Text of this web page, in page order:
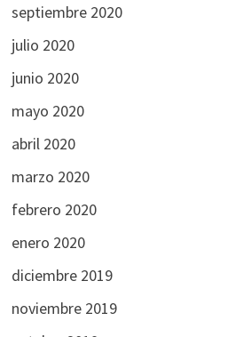
septiembre 2020
julio 2020
junio 2020
mayo 2020
abril 2020
marzo 2020
febrero 2020
enero 2020
diciembre 2019
noviembre 2019